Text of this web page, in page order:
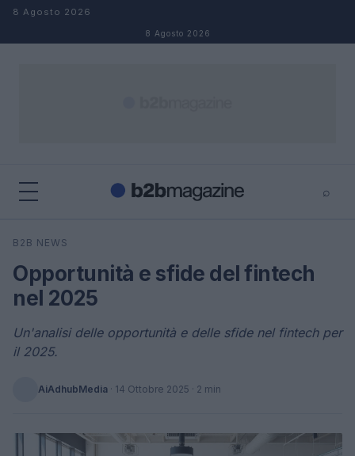
Salta al contenuto
8 Agosto 2026
8 Agosto 2026
⌕
Cerca
B2B NEWS
Opportunità e sfide del fintech
nel 2025
Un'analisi delle opportunità e delle sfide nel fintech per
il 2025.
AiAdhubMedia · 14 Ottobre 2025 · 2 min